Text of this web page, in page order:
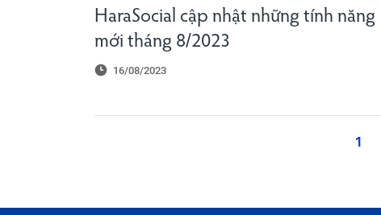
HaraSocial cập nhật những tính năng
mới tháng 8/2023
16/08/2023
1